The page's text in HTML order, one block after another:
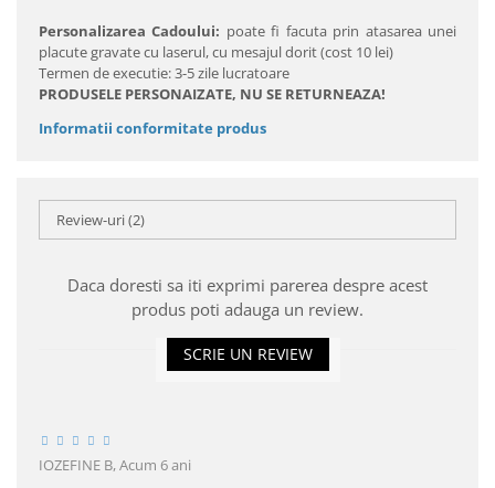
Personalizarea Cadoului: poate fi facuta prin atasarea unei
placute gravate cu laserul, cu mesajul dorit (cost 10 lei)
Termen de executie: 3-5 zile lucratoare
PRODUSELE PERSONAIZATE, NU SE RETURNEAZA!
Informatii conformitate produs
Review-uri(2)
Daca doresti sa iti exprimi parerea despre acest
produs poti adauga un review.
SCRIE UN REVIEW
IOZEFINE B,Acum 6 ani